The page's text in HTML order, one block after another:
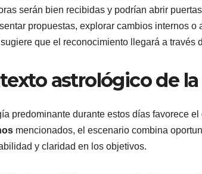
serán bien recibidas y podrían abrir
propuestas, explorar cambios internos
sugiere que el reconocimiento llegará a través
astrológico de
predominante durante estos días favorece
mencionados, el escenario combina
y claridad en los objetivos.